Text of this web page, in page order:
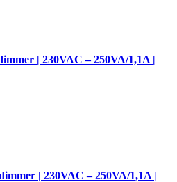
| 230VAC – 250VA/1,1A |
| 230VAC – 250VA/1,1A |